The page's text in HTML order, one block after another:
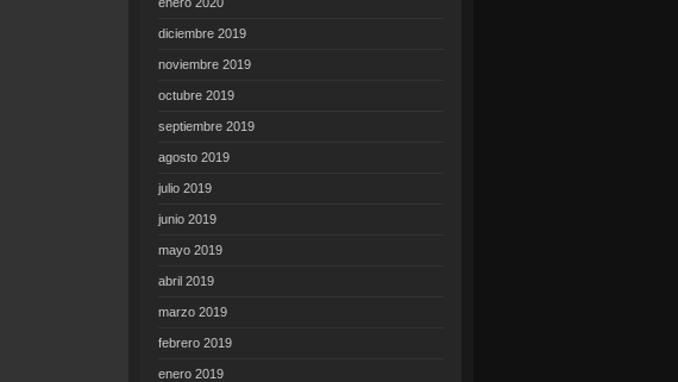
diciembre 2019
noviembre 2019
octubre 2019
septiembre 2019
agosto 2019
julio 2019
junio 2019
mayo 2019
abril 2019
marzo 2019
febrero 2019
enero 2019